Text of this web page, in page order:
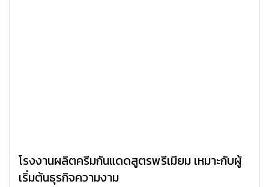
โรงงานผลิตครีมกันแดดสูตรพรีเมียม เหมาะกับผู้
เริ่มต้นธุรกิจความงาม